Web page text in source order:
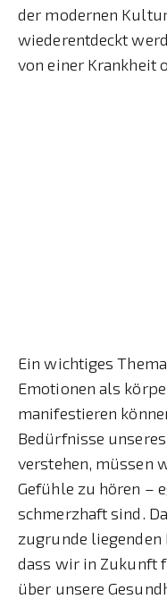
der modernen
wiederentdeckt
von einer Krankheit
Ein wichtiges
Emotionen als
manifestieren
Bedürfnisse
verstehen, müssen
Gefühle zu hören –
schmerzhaft sind.
zugrunde liegenden
dass wir in Zukunft
über unsere